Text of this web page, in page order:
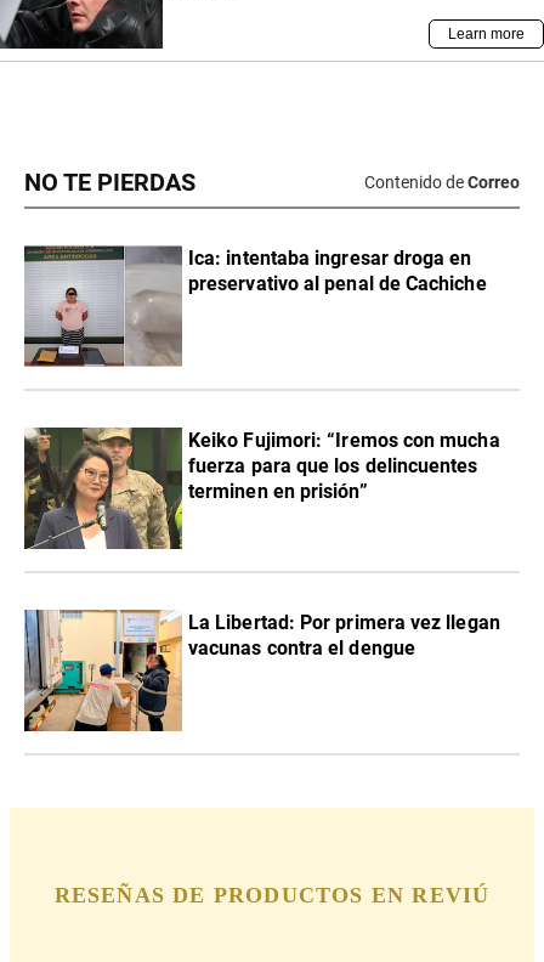
NO TE PIERDAS Contenido deCorreo
Ica: intentaba ingresar droga en
preservativo al penal de Cachiche
Keiko Fujimori: “Iremos con mucha
fuerza para que los delincuentes
terminen en prisión”
La Libertad: Por primera vez llegan
vacunas contra el dengue